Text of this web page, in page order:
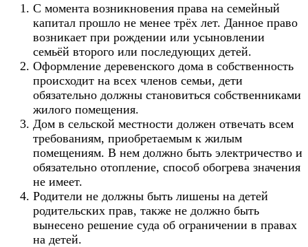
С момента возникновения права на семейный
капитал прошло не менее трёх лет. Данное право
возникает при рождении или усыновлении
семьёй второго или последующих детей.
Оформление деревенского дома в собственность
происходит на всех членов семьи, дети
обязательно должны становиться собственниками
жилого помещения.
Дом в сельской местности должен отвечать всем
требованиям, приобретаемым к жилым
помещениям. В нем должно быть электричество и
обязательно отопление, способ обогрева значения
не имеет.
Родители не должны быть лишены на детей
родительских прав, также не должно быть
вынесено решение суда об ограничении в правах
на детей.